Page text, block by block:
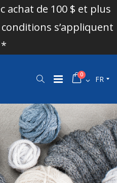
achat de 100 $ et plus
s’appliquent
*
0 FR